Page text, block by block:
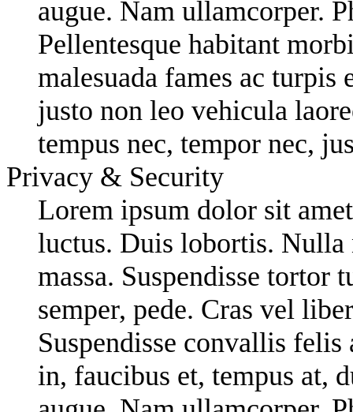
augue. Nam ullamcorper.
Pellentesque habitant
malesuada fames ac turpis
justo non leo vehicula
tempus nec, tempor nec,
Privacy & Security
Lorem ipsum dolor sit
luctus. Duis lobortis.
massa. Suspendisse tortor
semper, pede. Cras vel
Suspendisse convallis
in, faucibus et, tempus at,